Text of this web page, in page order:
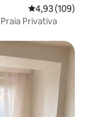
4,93 de uma
4,93 (109)
Privativa